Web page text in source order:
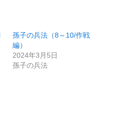
孫子の兵法（8～10/作戦
編）
2024年3月5日
孫子の兵法